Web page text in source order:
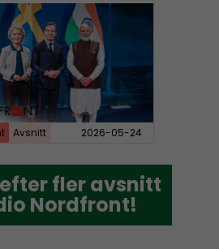
Avsnitt 2026-05-24
fler avsnitt
Nordfront!
fler avsnitt
Nordfront!